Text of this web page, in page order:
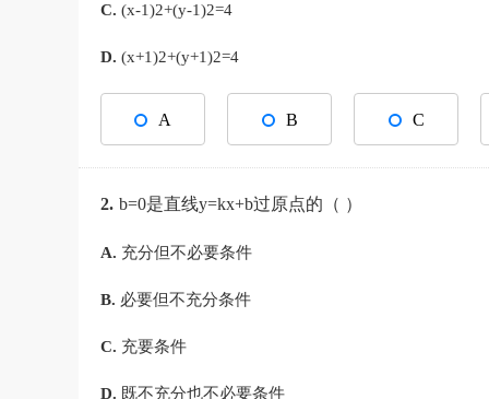
C. (x-1)2+(y-1)2=4
D. (x+1)2+(y+1)2=4
A B C
2. b=0是直线y=kx+b过原点的（ ）
A. 充分但不必要条件
B. 必要但不充分条件
C. 充要条件
D. 既不充分也不必要条件